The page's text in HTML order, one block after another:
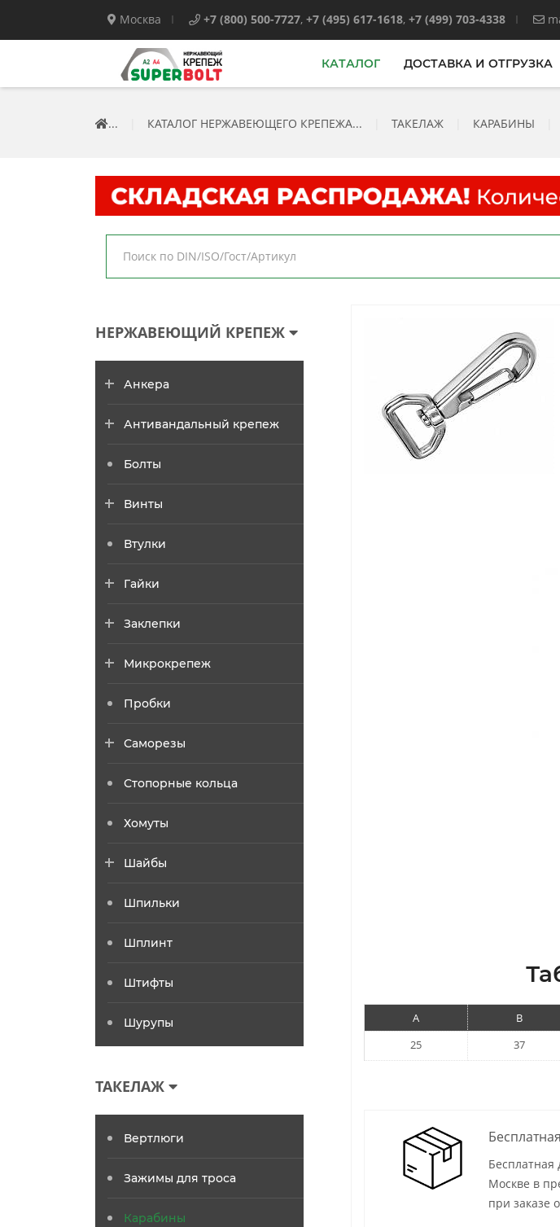
Москва +7 (800) 500-7727, +7 (495) 617-1618, +7 (499) 703-4338
КАТАЛОГ ДОСТАВКА И ОТГРУЗКА
... КАТАЛОГ НЕРЖАВЕЮЩЕГО КРЕПЕЖА... ТАКЕЛАЖ КАРАБИНЫ
A B
25
37
Бесплатная
Москве в
при заказе
НЕРЖАВЕЮЩИЙ КРЕПЕЖ
Анкера
Антивандальный крепеж
Болты
Винты
Втулки
Гайки
Заклепки
Микрокрепеж
Пробки
Саморезы
Стопорные кольца
Хомуты
Шайбы
Шпильки
Шплинт
Штифты
Шурупы
ТАКЕЛАЖ
Вертлюги
Зажимы для троса
Карабины